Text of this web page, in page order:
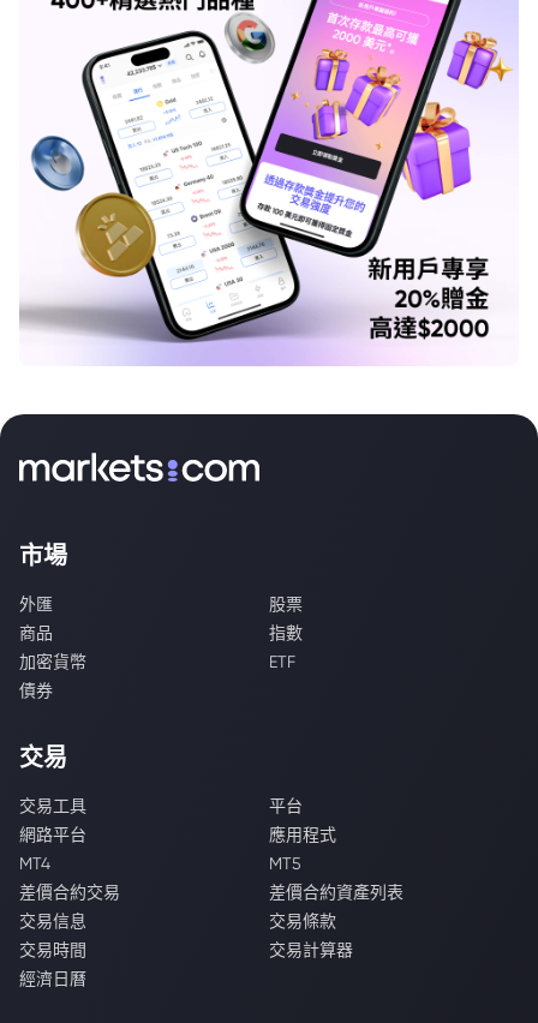
市場
外匯
股票
商品
指數
加密貨幣
ETF
債券
交易
交易工具
平台
網路平台
應用程式
MT4
MT5
差價合約交易
差價合約資產列表
交易信息
交易條款
交易時間
交易計算器
經濟日曆